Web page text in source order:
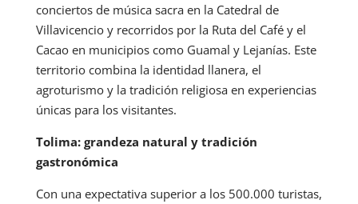
conciertos de música sacra en la Catedral de
Villavicencio y recorridos por la Ruta del Café y el
Cacao en municipios como Guamal y Lejanías. Este
territorio combina la identidad llanera, el
agroturismo y la tradición religiosa en experiencias
únicas para los visitantes.
Tolima: grandeza natural y tradición
gastronómica
Con una expectativa superior a los 500.000 turistas,